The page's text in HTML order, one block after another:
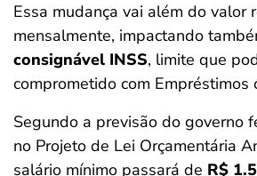
Essa mudança vai além do valor
mensalmente, impactando
consignável INSS, limite que
comprometido com Empréstimos
Segundo a previsão do governo
no Projeto de Lei Orçamentária
salário mínimo passará de R$